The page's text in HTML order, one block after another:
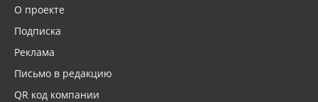
О проекте
Подписка
Реклама
Письмо в редакцию
QR код компании